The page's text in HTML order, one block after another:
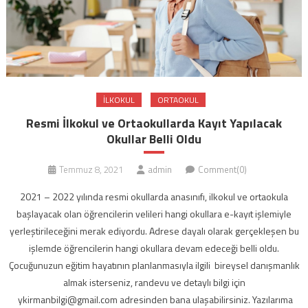
ILKOKUL ORTAOKUL
Resmi İlkokul ve Ortaokullarda Kayıt Yapılacak
Okullar Belli Oldu
Temmuz 8, 2021 admin Comment(0)
2021 – 2022 yılında resmi okullarda anasınıfı, ilkokul ve ortaokula
başlayacak olan öğrencilerin velileri hangi okullara e-kayıt işlemiyle
yerleştirileceğini merak ediyordu. Adrese dayalı olarak gerçekleşen bu
işlemde öğrencilerin hangi okullara devam edeceği belli oldu.
Çocuğunuzun eğitim hayatının planlanmasıyla ilgili bireysel danışmanlık
almak isterseniz, randevu ve detaylı bilgi için
ykirmanbilgi@gmail.com adresinden bana ulaşabilirsiniz. Yazılarıma